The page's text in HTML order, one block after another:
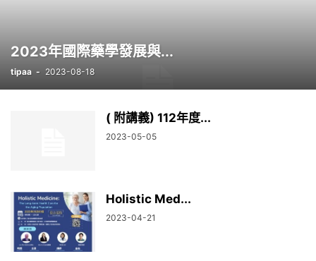
2023年國際藥學發展與...
tipaa - 2023-08-18
( 附講義) 112年度...
2023-05-05
Holistic Med...
2023-04-21